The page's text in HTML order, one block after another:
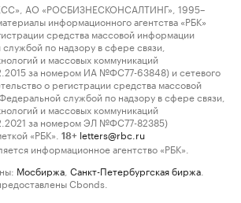
АО «РОСБИЗНЕСКОНСАЛТИНГ», 1995–
информационного агентства «РБК»
средства массовой информации
по надзору в сфере связи,
и массовых коммуникаций
за номером ИА №ФС77-63848) и сетевого
о регистрации средства массовой
службой по надзору в сфере связи,
и массовых коммуникаций
за номером ЭЛ №ФС77-82385)
«РБК».
18+ letters@rbc.ru
информационное агентство «РБК».
Мосбиржа Санкт-Петербургская биржа
Cbonds.